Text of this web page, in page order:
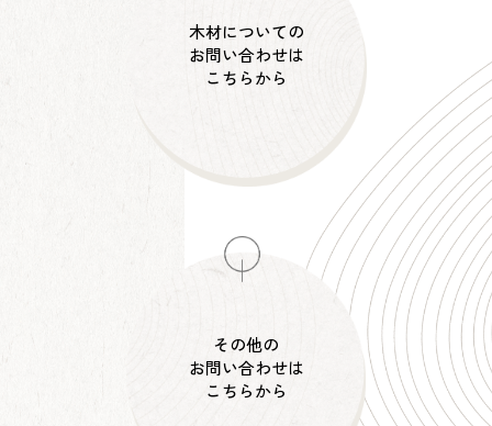
木材についての
お問い合わせは
こちらから
その他の
お問い合わせは
こちらから